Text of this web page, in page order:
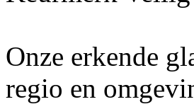
Onze erkende
regio en